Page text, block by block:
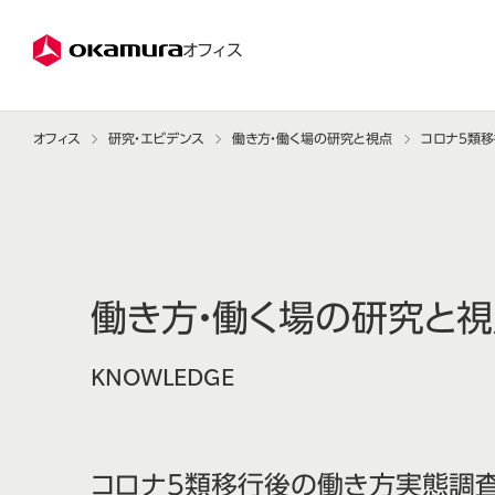
オフィス
オフィス 研究・エビデンス 働き方・働く場の研究と視点 コロナ5類
働き方・働く場の研究と
KNOWLEDGE
コロナ5類移行後の働き方実態調